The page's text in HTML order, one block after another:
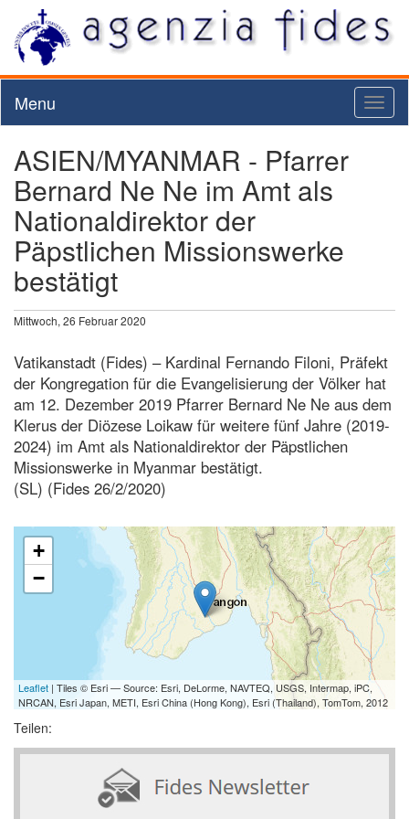
Menu
ASIEN/MYANMAR - Pfarrer
Bernard Ne Ne im Amt als
Nationaldirektor der
Päpstlichen Missionswerke
bestätigt
Mittwoch, 26 Februar 2020
Vatikanstadt (Fides) – Kardinal Fernando Filoni, Präfekt
der Kongregation für die Evangelisierung der Völker hat
am 12. Dezember 2019 Pfarrer Bernard Ne Ne aus dem
Klerus der Diözese Loikaw für weitere fünf Jahre (2019-
2024) im Amt als Nationaldirektor der Päpstlichen
Missionswerke in Myanmar bestätigt.
(SL) (Fides 26/2/2020)
+
−
Leaflet | Tiles © Esri — Source: Esri, DeLorme, NAVTEQ, USGS, Intermap, iPC,
NRCAN, Esri Japan, METI, Esri China (Hong Kong), Esri (Thailand), TomTom, 2012
Teilen: